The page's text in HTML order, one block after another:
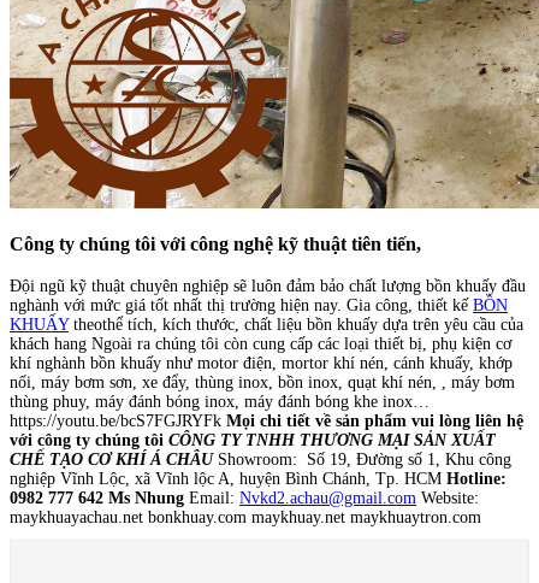
Công ty chúng tôi với công nghệ kỹ thuật tiên tiến,
Đội ngũ kỹ thuật chuyên nghiệp sẽ luôn đảm bảo chất lượng bồn khuấy đầu
nghành với mức giá tốt nhất thị trường hiện nay. Gia công, thiết kế BỒN
KHUẤYtheothể tích, kích thước, chất liệu bồn khuấy dựa trên yêu cầu của
khách hang Ngoài ra chúng tôi còn cung cấp các loại thiết bị, phụ kiện cơ
khí nghành bồn khuấy như motor điện, mortor khí nén, cánh khuấy, khớp
nối, máy bơm sơn, xe đẩy, thùng inox, bồn inox, quạt khí nén, , máy bơm
thùng phuy, máy đánh bóng inox, máy đánh bóng khe inox…
https://youtu.be/bcS7FGJRYFk Mọi chi tiết về sản phẩm vui lòng liên hệ
với công ty chúng tôi CÔNG TY TNHH THƯƠNG MẠI SẢN XUẤT
CHẾ TẠO CƠ KHÍ Á CHÂUShowroom: Số 19, Đường số 1, Khu công
nghiệp Vĩnh Lộc, xã Vĩnh lộc A, huyện Bình Chánh, Tp. HCM Hotline:
0982 777 642 Ms Nhung Email: Nvkd2.achau@gmail.com Website:
maykhuayachau.net bonkhuay.com maykhuay.net maykhuaytron.com